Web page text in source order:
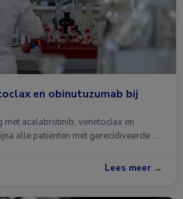
en obinutuzumab bij
acalabrutinib, venetoclax en
alle patiënten met gerecidiveerde …
Lees meer →